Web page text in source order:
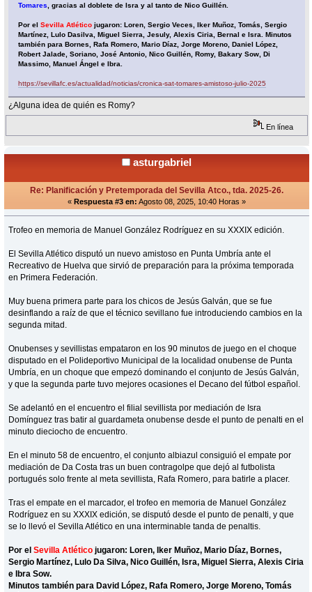
Tomares
, gracias al doblete de Isra y al tanto de Nico Guillén.
Por elSevilla Atlético jugaron: Loren, Sergio Veces, Iker Muñoz, Tomás, Sergio
Martínez, Lulo Dasilva, Miguel Sierra, Jesuly, Alexis Ciria, Bernal e Isra. Minutos
también para Bornes, Rafa Romero, Mario Díaz, Jorge Moreno, Daniel López,
Robert Jalade, Soriano, José Antonio, Nico Guillén, Romy, Bakary Sow, Di
Massimo, Manuel Ángel e Ibra.
https://sevillafc.es/actualidad/noticias/cronica-sat-tomares-amistoso-julio-2025
¿Alguna idea de quién es Romy?
En línea
asturgabriel
Re: Planificación y Pretemporada del Sevilla Atco., tda. 2025-26.
« Respuesta #3 en: Agosto 08, 2025, 10:40 Horas »
Trofeo en memoria de Manuel González Rodríguez en su XXXIX edición.
El Sevilla Atlético disputó un nuevo amistoso en Punta Umbría ante el
Recreativo de Huelva que sirvió de preparación para la próxima temporada
en Primera Federación.
Muy buena primera parte para los chicos de Jesús Galván, que se fue
desinflando a raíz de que el técnico sevillano fue introduciendo cambios en la
segunda mitad.
Onubenses y sevillistas empataron en los 90 minutos de juego en el choque
disputado en el Polideportivo Municipal de la localidad onubense de Punta
Umbría, en un choque que empezó dominando el conjunto de Jesús Galván,
y que la segunda parte tuvo mejores ocasiones el Decano del fútbol español.
Se adelantó en el encuentro el filial sevillista por mediación de Isra
Domínguez tras batir al guardameta onubense desde el punto de penalti en el
minuto dieciocho de encuentro.
En el minuto 58 de encuentro, el conjunto albiazul consiguió el empate por
mediación de Da Costa tras un buen contragolpe que dejó al futbolista
portugués solo frente al meta sevillista, Rafa Romero, para batirle a placer.
Tras el empate en el marcador, el trofeo en memoria de Manuel González
Rodríguez en su XXXIX edición, se disputó desde el punto de penalti, y que
se lo llevó el Sevilla Atlético en una interminable tanda de penaltis.
Por elSevilla Atlético jugaron: Loren, Iker Muñoz, Mario Díaz, Bornes,
Sergio Martínez, Lulo Da Silva, Nico Guillén, Isra, Miguel Sierra, Alexis Ciria
e Ibra Sow.
Minutos también para David López, Rafa Romero, Jorge Moreno, Tomás